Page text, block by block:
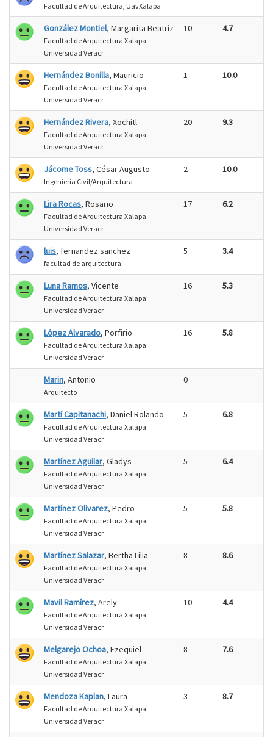
Facultad de Arquitectura, UavXalapa
González Montiel, Margarita Beatriz
Facultad de Arquitectura Xalapa
Universidad Veracr
10 4.7
Hernández Bonilla, Mauricio
Facultad de Arquitectura Xalapa
Universidad Veracr
1 10.0
Hernández Rivera, Xochitl
Facultad de Arquitectura Xalapa
Universidad Veracr
20 9.3
Jácome Toss, César Augusto
Ingeniería Civil/Arquitectura
2 10.0
Lira Rocas, Rosario
Facultad de Arquitectura Xalapa
Universidad Veracr
17 6.2
luis, fernandez sanchez
facultad de arquitectura
5 3.4
Luna Ramos, Vicente
Facultad de Arquitectura Xalapa
Universidad Veracr
16 5.3
López Alvarado, Porfirio
Facultad de Arquitectura Xalapa
Universidad Veracr
16 5.8
Marin, Antonio
Arquitecto
0
Martí Capitanachi, Daniel Rolando
Facultad de Arquitectura Xalapa
Universidad Veracr
5 6.8
Martínez Aguilar, Gladys
Facultad de Arquitectura Xalapa
Universidad Veracr
5 6.4
Martínez Olivarez, Pedro
Facultad de Arquitectura Xalapa
Universidad Veracr
5 5.8
Martínez Salazar, Bertha Lilia
Facultad de Arquitectura Xalapa
Universidad Veracr
8 8.6
Mavil Ramírez, Arely
Facultad de Arquitectura Xalapa
Universidad Veracr
10 4.4
Melgarejo Ochoa, Ezequiel
Facultad de Arquitectura Xalapa
Universidad Veracr
8 7.6
Mendoza Kaplan, Laura
Facultad de Arquitectura Xalapa
Universidad Veracr
3 8.7